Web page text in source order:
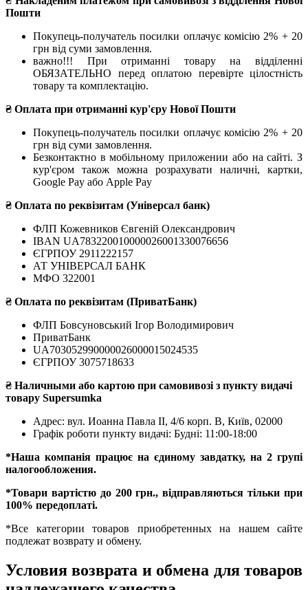
Пошти
Покупець-получатель посилки оплачує комісію 2% + 20
грн від суми замовлення.
важно!!! При отриманні товару на відділенні
ОБЯЗАТЕЛЬНО перед оплатою перевірте цілостність
товару та комплектацію.
₴ Оплата при отриманні кур'єру Нової Пошти
Покупець-получатель посилки оплачує комісію 2% + 20
грн від суми замовлення.
Безконтактно в мобільному приложении або на сайті. З
кур'єром також можна розрахувати наличні, картки,
Google Pay або Apple Pay
₴ Оплата по реквізитам (Універсал банк)
ФЛП Кожевников Євгеній Олександрович
IBAN UA783220010000026001330076656
ЄГРПОУ 2911222157
АТ УНІВЕРСАЛ БАНК
МФО 322001
₴ Оплата по реквізитам (ПриватБанк)
ФЛП Бовсуновський Ігор Володимирович
ПриватБанк
UA703052990000026000015024535
ЄГРПОУ 3075718633
₴ Наличными або картою при самовивозі з пункту видачі
товару Supersumka
Адрес: вул. Иоанна Павла II, 4/6 корп. В, Київ, 02000
Графік роботи пункту видачі: Будні: 11:00-18:00
*Наша компанія працює на єдиному завдатку, на 2 групі
налогообложения.
*Товари вартістю до 200 грн., відправляються тільки при
100% передоплаті.
*Все категории товаров приобретенных на нашем сайте
подлежат возврату и обмену.
Условия возврата и обмена для товаров